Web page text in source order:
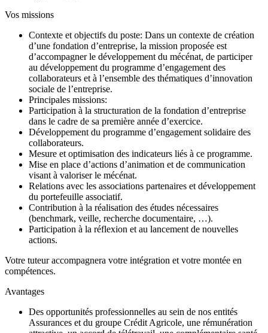
Vos missions
Contexte et objectifs du poste: Dans un contexte de création
d’une fondation d’entreprise, la mission proposée est
d’accompagner le développement du mécénat, de participer
au développement du programme d’engagement des
collaborateurs et à l’ensemble des thématiques d’innovation
sociale de l’entreprise.
Principales missions:
Participation à la structuration de la fondation d’entreprise
dans le cadre de sa première année d’exercice.
Développement du programme d’engagement solidaire des
collaborateurs.
Mesure et optimisation des indicateurs liés à ce programme.
Mise en place d’actions d’animation et de communication
visant à valoriser le mécénat.
Relations avec les associations partenaires et développement
du portefeuille associatif.
Contribution à la réalisation des études nécessaires
(benchmark, veille, recherche documentaire, …).
Participation à la réflexion et au lancement de nouvelles
actions.
Votre tuteur accompagnera votre intégration et votre montée en
compétences.
Avantages
Des opportunités professionnelles au sein de nos entités
Assurances et du groupe Crédit Agricole, une rémunération